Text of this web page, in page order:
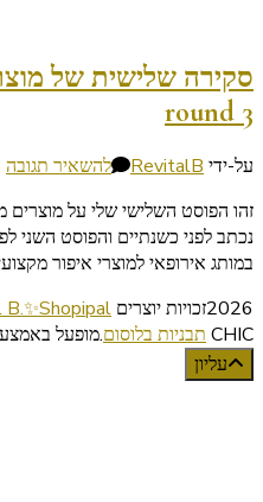
round 3
על-ידי RevitalB להשאיר תגובה
–
נכתב לפני כשנתיים והפוסט השני
במותג אירופאי למוצרי איפור
2026זכויות יוצרים
CHIC תבניות בלוסום.מופעל
עליון